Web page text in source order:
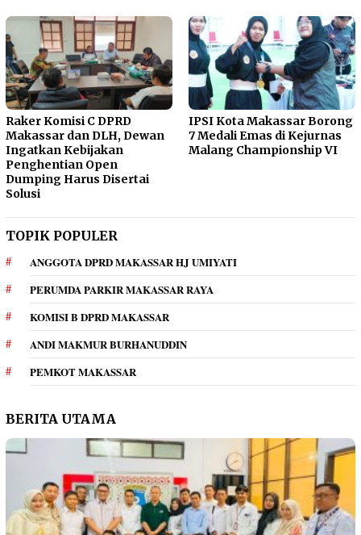
Raker Komisi C DPRD
Makassar dan DLH, Dewan
Ingatkan Kebijakan
Penghentian Open
Dumping Harus Disertai
Solusi
IPSI Kota Makassar Borong
7 Medali Emas di Kejurnas
Malang Championship VI
TOPIK POPULER
ANGGOTA DPRD MAKASSAR HJ UMIYATI
PERUMDA PARKIR MAKASSAR RAYA
KOMISI B DPRD MAKASSAR
ANDI MAKMUR BURHANUDDIN
PEMKOT MAKASSAR
BERITA UTAMA